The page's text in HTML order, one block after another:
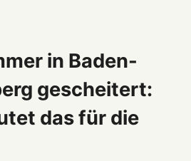
in Baden-
gescheitert:
das für die